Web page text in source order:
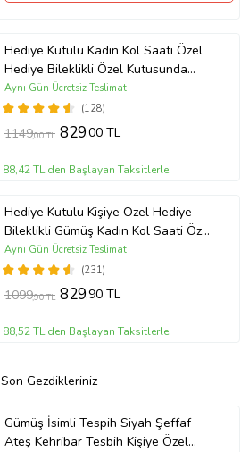
Hediye Kutulu Kadın Kol Saati Özel
Hediye Bileklikli Özel Kutusunda
(Gold)
(128)
Aynı Gün Ücretsiz Teslimat
1149,00 TL 829,00 TL
88,42 TL'den Başlayan Taksitlerle
Hediye Kutulu Kişiye Özel Hediye
Bileklikli Gümüş Kadın Kol Saati Özel
Kutusunda (Gümüş)
(231)
Aynı Gün Ücretsiz Teslimat
1099,90 TL 829,90 TL
88,52 TL'den Başlayan Taksitlerle
Son Gezdikleriniz
Gümüş İsimli Tespih Siyah Şeffaf
Ateş Kehribar Tesbih Kişiye Özel